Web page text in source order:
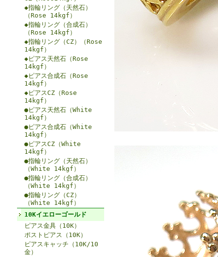
◆指輪リング（天然石）
（Rose 14kgf）
◆指輪リング（合成石）
（Rose 14kgf）
◆指輪リング（CZ）（Rose
14kgf）
◆ピアス天然石（Rose
14kgf）
◆ピアス合成石（Rose
14kgf）
◆ピアスCZ（Rose
14kgf）
●ピアス天然石（White
14kgf）
●ピアス合成石（White
14kgf）
●ピアスCZ（White
14kgf）
●指輪リング（天然石）
（White 14kgf）
●指輪リング（合成石）
（White 14kgf）
●指輪リング（CZ）
（White 14kgf）
10Kイエローゴールド
ピアス金具（10K）
ポストピアス（10K）
ピアスキャッチ（10K/10
金）